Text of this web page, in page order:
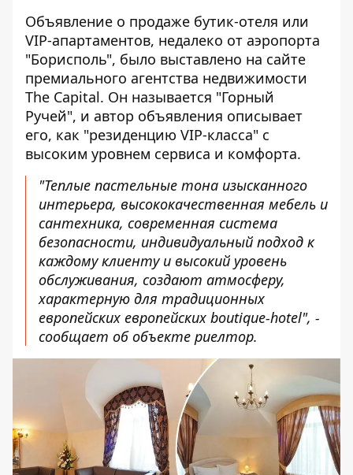
Объявление о продаже бутик-отеля или
VIP-апартаментов, недалеко от аэропорта
"Борисполь", было выставлено на сайте
премиального агентства недвижимости
The Capital. Он называется "Горный
Ручей", и автор объявления описывает
его, как "резиденцию VIP-класса" с
высоким уровнем сервиса и комфорта.
"Теплые пастельные тона изысканного
интерьера, высококачественная мебель и
сантехника, современная система
безопасности, индивидуальный подход к
каждому клиенту и высокий уровень
обслуживания, создают атмосферу,
характерную для традиционных
европейских европейских boutique-hotel", -
сообщает об объекте риелтор.